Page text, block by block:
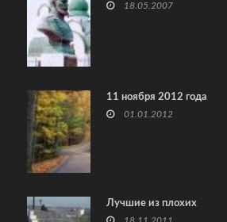
18.05.2007
11 ноября 2012 года
01.01.2012
Лучшие из плохих